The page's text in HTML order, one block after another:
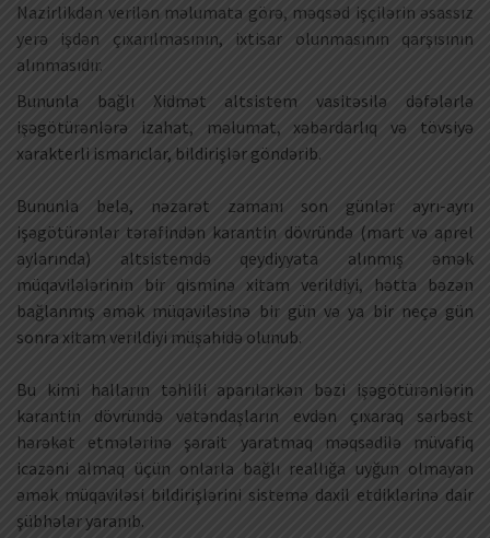
Nazirlikdən verilən məlumata görə, məqsəd işçilərin əsassız
yerə işdən çıxarılmasının, ixtisar olunmasının qarşısının
alınmasıdır.
Bununla bağlı Xidmət altsistem vasitəsilə dəfələrlə
işəgötürənlərə izahat, məlumat, xəbərdarlıq və tövsiyə
xarakterli ismarıclar, bildirişlər göndərib.
Bununla belə, nəzarət zamanı son günlər ayrı-ayrı
işəgötürənlər tərəfindən karantin dövründə (mart və aprel
aylarında) altsistemdə qeydiyyata alınmış əmək
müqavilələrinin bir qisminə xitam verildiyi, hətta bəzən
bağlanmış əmək müqaviləsinə bir gün və ya bir neçə gün
sonra xitam verildiyi müşahidə olunub.
Bu kimi halların təhlili aparılarkən bəzi işəgötürənlərin
karantin dövründə vətəndaşların evdən çıxaraq sərbəst
hərəkət etmələrinə şərait yaratmaq məqsədilə müvafiq
icazəni almaq üçün onlarla bağlı reallığa uyğun olmayan
əmək müqaviləsi bildirişlərini sistemə daxil etdiklərinə dair
şübhələr yaranıb.